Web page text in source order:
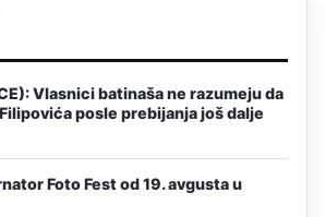
Vlasnici batinaša ne razumeju da
posle prebijanja još dalje
Foto Fest od 19. avgusta u